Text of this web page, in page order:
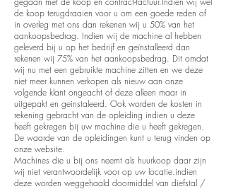
de koop terugdraaien voor u om een goede reden of
in overleg met ons dan rekenen wij u 50% van het
aankoopsbedrag. Indien wij de machine al hebben
geleverd bij u op het bedrijf en geïnstalleerd dan
rekenen wij 75% van het aankoopsbedrag. Dit omdat
wij nu met een gebruikte machine zitten en we deze
niet meer kunnen verkopen als nieuw aan onze
volgende klant ongeacht of deze alleen maar in
uitgepakt en geinstaleerd. Ook worden de kosten in
rekening gebracht van de opleiding indien u deze
heeft gekregen bij uw machine die u heeft gekregen.
De waarde van de opleidingen kunt u terug vinden op
onze website.
Machines die u bij ons neemt als huurkoop daar zijn
wij niet verantwoordelijk voor op uw locatie.indien
deze worden weggehaald doormiddel van diefstal /